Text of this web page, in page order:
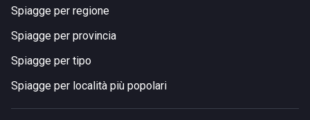
Spiagge per regione
Spiagge per provincia
Spiagge per tipo
Spiagge per località più popolari